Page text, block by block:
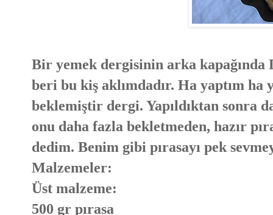
Bir yemek dergisinin arka
beri bu kiş aklımdadır. Ha yaptım
beklemiştir dergi. Yapıldıktan sonra
onu daha fazla bekletmeden, hazır
dedim. Benim gibi pırasayı pek
Malzemeler:
Üst malzeme:
500 gr pırasa